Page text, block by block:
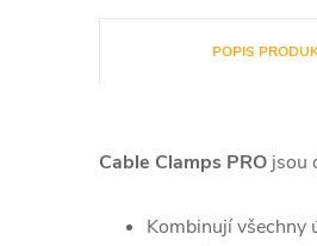
POPIS
Cable Clamps PRO jsou
Kombinují všechny